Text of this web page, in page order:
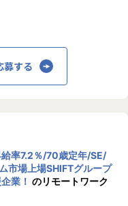
きること、仕事以外
、そう思っていただ
。
Cloud）／Oracle E
ジを軸に
案件や継続案件にて
まで幅広いサービ
ウドERPやローコ
率化やDX推進、経
などを活用し、企
し、経営管理の強
募する
給率7.2％/70歳定年/SE/
市場上場SHIFTグループ
業！ のリモートワーク